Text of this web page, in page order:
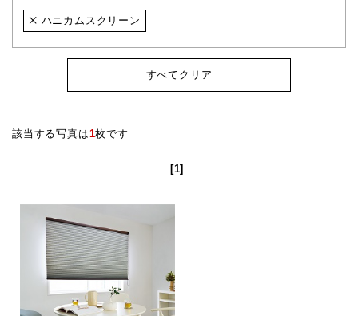
ハニカムスクリーン
すべてクリア
該当する写真は1枚です
[1]